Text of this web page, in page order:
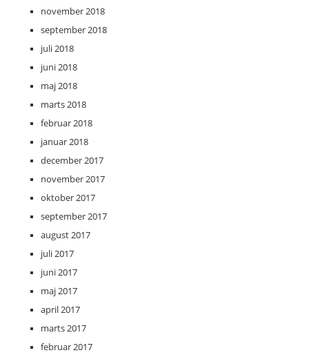
november 2018
september 2018
juli 2018
juni 2018
maj 2018
marts 2018
februar 2018
januar 2018
december 2017
november 2017
oktober 2017
september 2017
august 2017
juli 2017
juni 2017
maj 2017
april 2017
marts 2017
februar 2017